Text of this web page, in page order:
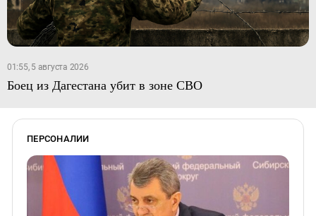
01:55, 5 августа 2026
Боец из Дагестана убит в зоне СВО
ПЕРСОНАЛИИ